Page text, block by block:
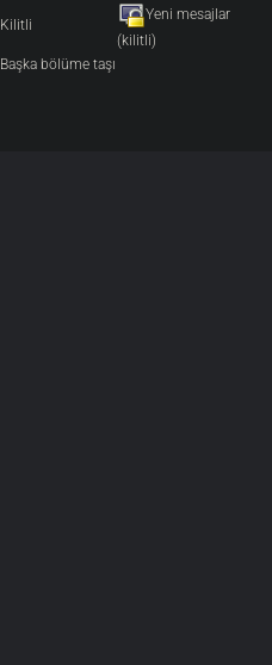
Kilitli
Yeni mesajlar
(kilitli)
Başka bölüme taşı